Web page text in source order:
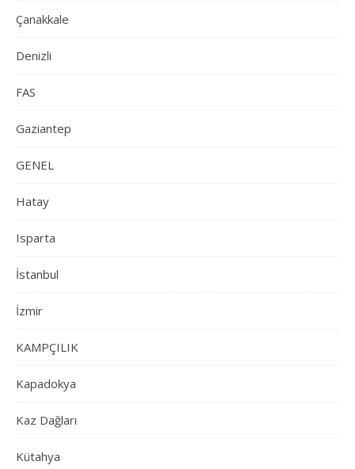
Çanakkale
Denizli
FAS
Gaziantep
GENEL
Hatay
Isparta
İstanbul
İzmir
KAMPÇILIK
Kapadokya
Kaz Dağları
Kütahya